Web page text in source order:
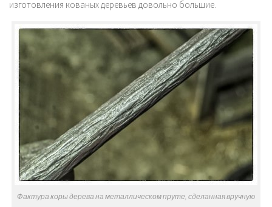
изготовления кованых деревьев довольно большие.
Фактура коры дерева на металлическом пруте, сделанная вручную